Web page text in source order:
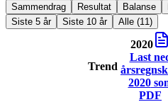
Sammendrag Resultat Balanse
Siste 5 år
Siste 10 år Alle (11)
Trend
2020
Last
2020
PDF